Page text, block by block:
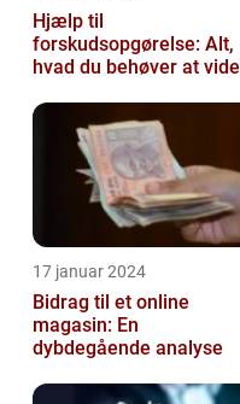
Hjælp til
forskudsopgørelse: Alt,
hvad du behøver at vide
17 januar 2024
Bidrag til et online
magasin: En
dybdegående analyse